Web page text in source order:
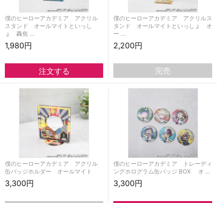
僕のヒーローアカデミア アクリル
スタンド オールマイトといっし
ょ 轟焦 …
1,980円
僕のヒーローアカデミア アクリルス
タンド オールマイトといっしょ オ
ー …
2,200円
完売
僕のヒーローアカデミア アクリル
缶バッジホルダー オールマイト
3,300円
僕のヒーローアカデミア トレーディ
ングホログラム缶バッジ BOX オ …
3,300円